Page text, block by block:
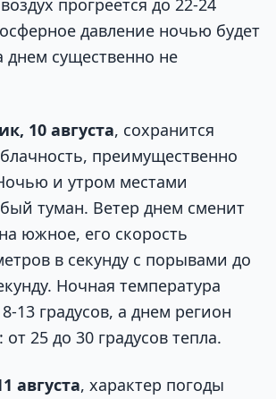
давление ночью будет
днем существенно не
10 августа, сохранится
преимущественно
и утром местами
туман. Ветер днем сменит
южное, его скорость
в секунду с порывами до
Ночная температура
13 градусов, а днем регион
25 до 30 градусов тепла.
августа, характер погоды